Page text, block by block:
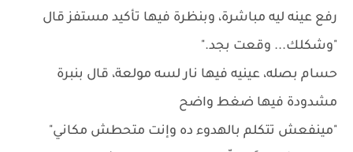
رفع عينه ليه مباشرة، وبنظرة فيها تأكيد مستفز قال
"وشكلك... وقعت بجد."
حسام بصله، عينيه فيها نار لسه مولعة، قال بنبرة
مشدودة فيها ضغط واضح
"مينفعش تتكلم بالهدوء ده وإنت متحطش مكاني"